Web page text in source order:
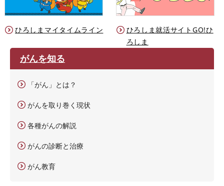
ひろしまマイタイムライン
ひろしま就活サイトGO!ひ
ろしま
がんを知る
「がん」とは？
がんを取り巻く現状
各種がんの解説
がんの診断と治療
がん教育